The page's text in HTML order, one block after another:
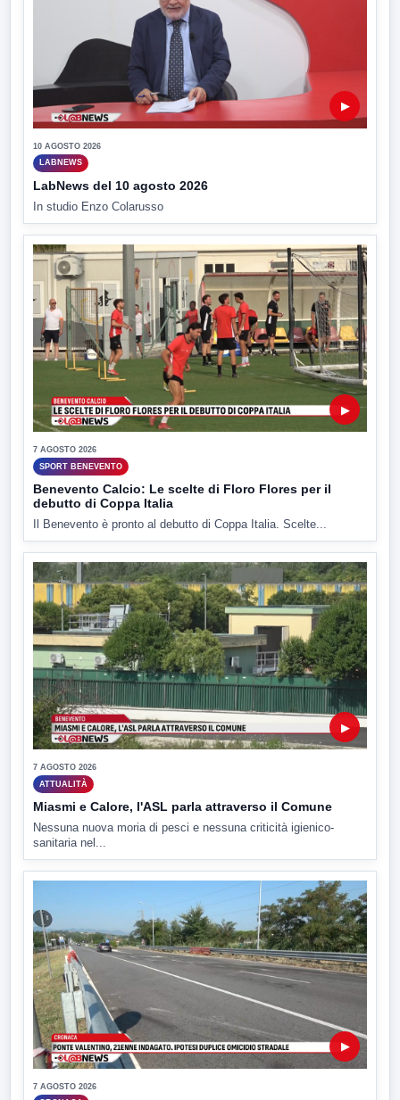
▶
10 AGOSTO 2026
LABNEWS
LabNews del 10 agosto 2026
In studio Enzo Colarusso
▶
7 AGOSTO 2026
SPORT BENEVENTO
Benevento Calcio: Le scelte di Floro Flores per il
debutto di Coppa Italia
Il Benevento è pronto al debutto di Coppa Italia. Scelte...
▶
7 AGOSTO 2026
ATTUALITÀ
Miasmi e Calore, l'ASL parla attraverso il Comune
Nessuna nuova moria di pesci e nessuna criticità igienico-
sanitaria nel...
▶
7 AGOSTO 2026